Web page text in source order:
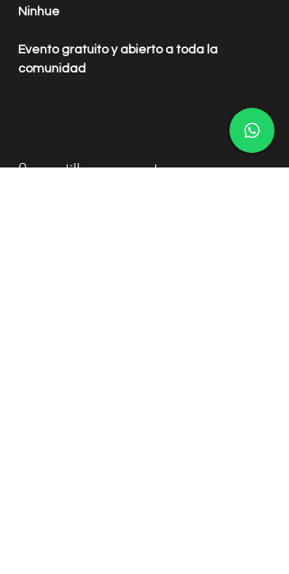
Ninhue
Evento gratuito y abierto a toda la
comunidad
Compartilhe esse evento